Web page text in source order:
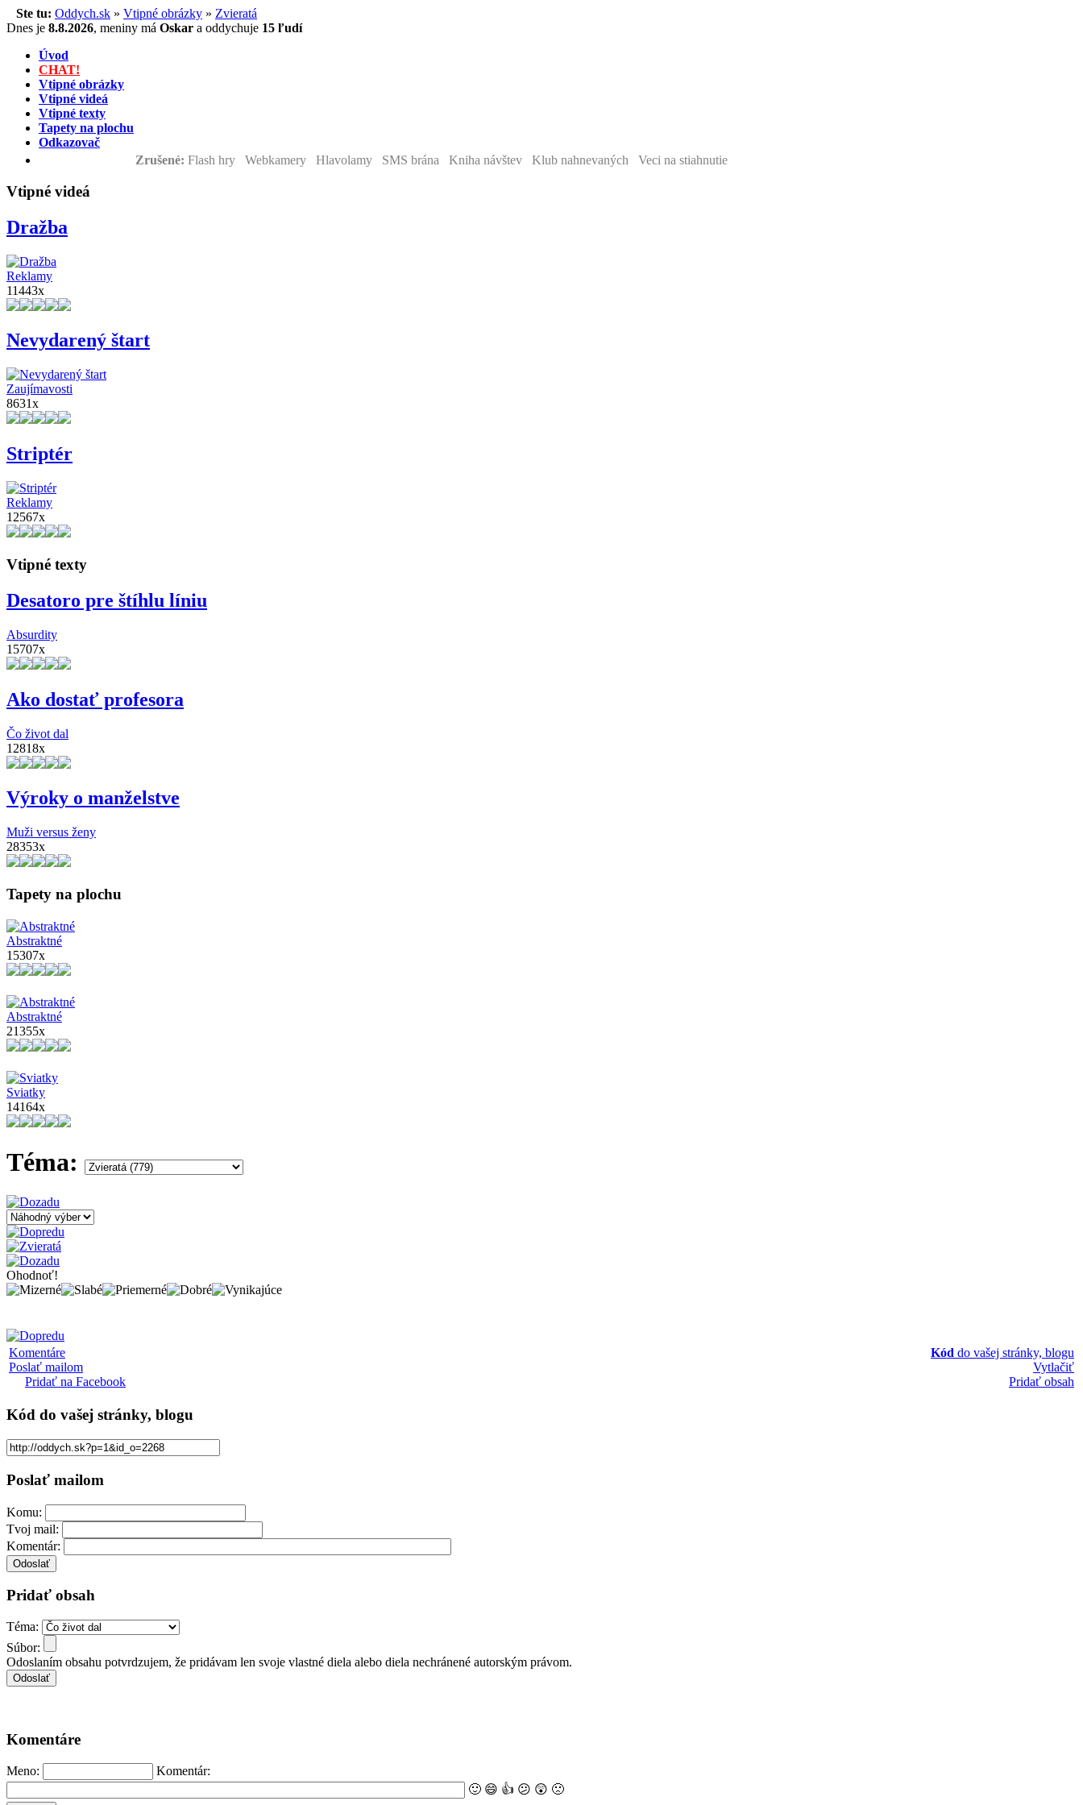
Ste tu: Oddych.sk » Vtipné obrázky » Zvieratá
Dnes je 8.8.2026, meniny má Oskar a oddychuje 15 ľudí
Úvod
CHAT!
Vtipné obrázky
Vtipné videá
Vtipné texty
Tapety na plochu
Odkazovač
Zrušené: Flash hry Webkamery Hlavolamy SMS brána Kniha návštev Klub nahnevaných Veci na stiahnutie
Vtipné videá
Dražba
Reklamy
11443x
Nevydarený štart
Zaujímavosti
8631x
Striptér
Reklamy
12567x
Vtipné texty
Desatoro pre štíhlu líniu
Absurdity
15707x
Ako dostať profesora
Čo život dal
12818x
Výroky o manželstve
Muži versus ženy
28353x
Tapety na plochu
Abstraktné
15307x
Abstraktné
21355x
Sviatky
14164x
Téma:
Ohodnoť!
Komentáre
Poslať mailom
Pridať na Facebook
Kód do vašej stránky, blogu
Vytlačiť
Pridať obsah
Kód do vašej stránky, blogu
Poslať mailom
Komu:
Tvoj mail:
Komentár:
Pridať obsah
Téma:
Súbor:
Odoslaním obsahu potvrdzujem, že pridávam len svoje vlastné diela alebo diela nechránené autorským právom.
Komentáre
Meno:
Komentár:
🙂 😄 👍 😕 😲 🙁